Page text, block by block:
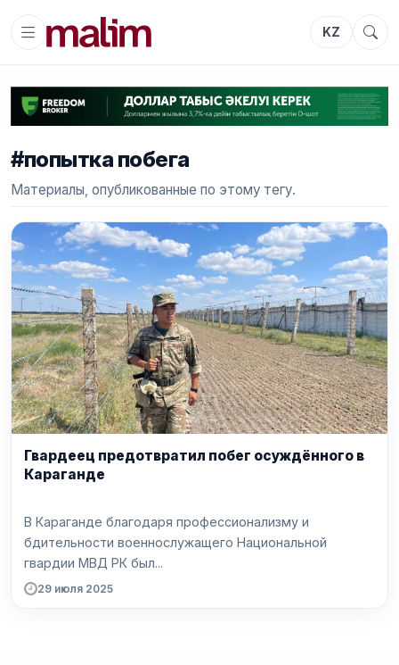
KZ
#попытка побега
Материалы, опубликованные по этому тегу.
Гвардеец предотвратил побег осуждённого в
Караганде
В Караганде благодаря профессионализму и
бдительности военнослужащего Национальной
гвардии МВД РК был...
29 июля 2025